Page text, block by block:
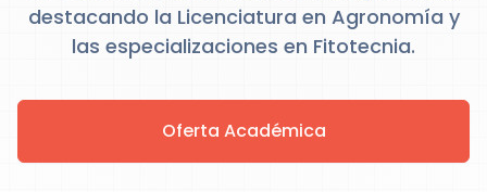
destacando la Licenciatura en Agronomía y
las especializaciones en Fitotecnia.
Oferta Académica